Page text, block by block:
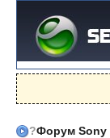
ФОРУМ
?Форум Sony